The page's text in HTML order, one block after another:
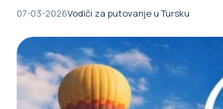
07-03-2026Vodiči za putovanje u Tursku